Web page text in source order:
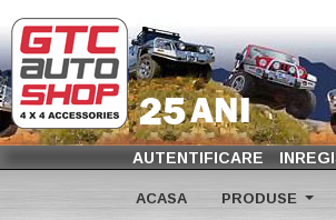
AUTENTIFICARE
ACASA PRODUSE